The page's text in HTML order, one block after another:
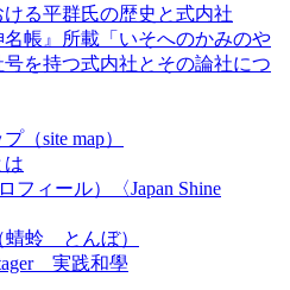
る平群氏の歴史と式内社
名帳』所載「いそへのかみのや
号を持つ式内社とその論社につ
（site map）
は
フィール）〈Japan Shine
蜻蛉 とんぼ）
実践和學